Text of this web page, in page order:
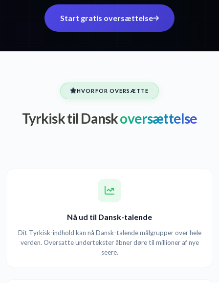
Start gratis oversættelse
HVORFOR OVERSÆTTE
Tyrkisk til Danskoversættelse
Nå ud til Dansk-talende
Dit Tyrkisk-indhold kan nå Dansk-talende målgrupper over hele
verden. Oversatte undertekster åbner døre til millioner af nye
seere.